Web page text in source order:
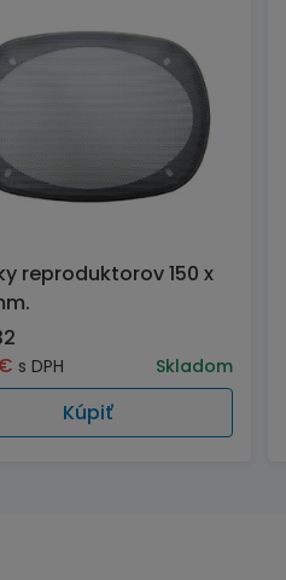
reproduktorov 150 x
s DPH Skladom
Kúpiť